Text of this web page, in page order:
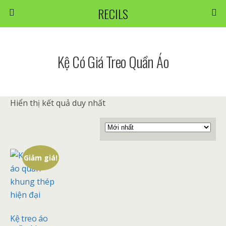
RECILS
Kệ Có Giá Treo Quần Áo
Hiển thị kết quả duy nhất
Giảm giá!
Kệ treo áo